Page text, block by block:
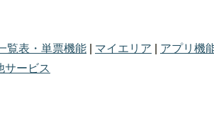
覧表・単票機能 マイエリア アプリ機
サービス